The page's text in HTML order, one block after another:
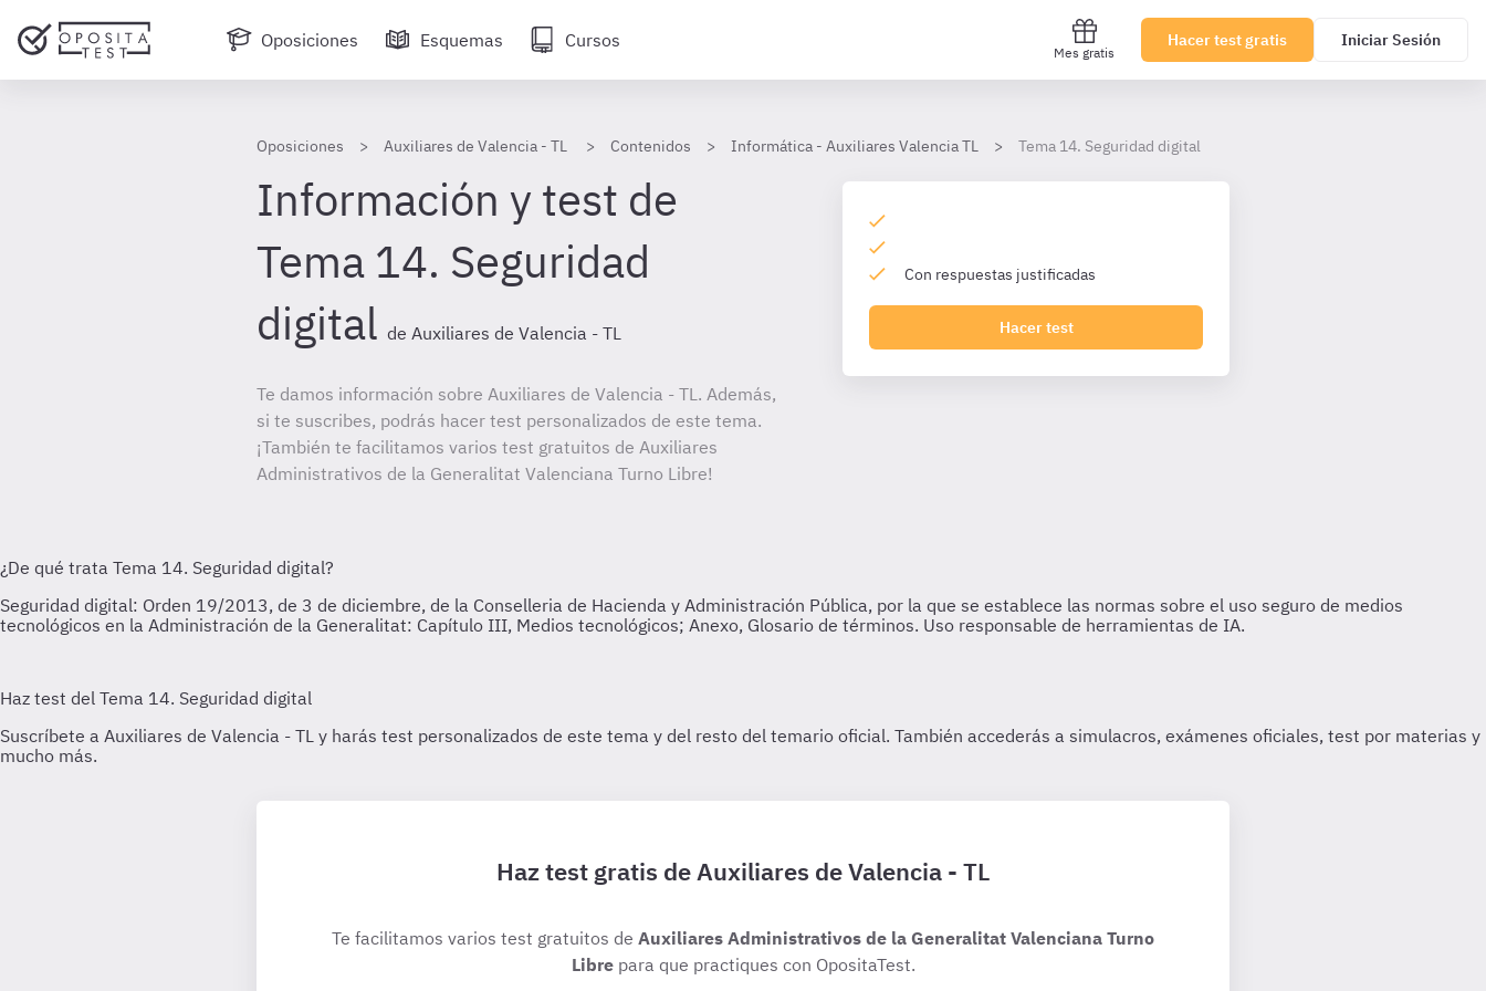
Oposiciones Esquemas Cursos
Mes gratis
Hacer test gratis Iniciar Sesión
Oposiciones Auxiliares de Valencia - TL Contenidos Informática - Auxiliares Valencia TL Tema 14. Seguridad digital
Información y test de
Tema 14. Seguridad
digital de Auxiliares de Valencia - TL
Te damos información sobre Auxiliares de Valencia - TL. Además,
si te suscribes, podrás hacer test personalizados de este tema.
¡También te facilitamos varios test gratuitos de Auxiliares
Administrativos de la Generalitat Valenciana Turno Libre!
Con respuestas justificadas
Hacer test
Haz test gratis de Auxiliares de Valencia - TL
Te facilitamos varios test gratuitos de Auxiliares Administrativos de la Generalitat Valenciana Turno
Librepara que practiques con OpositaTest.